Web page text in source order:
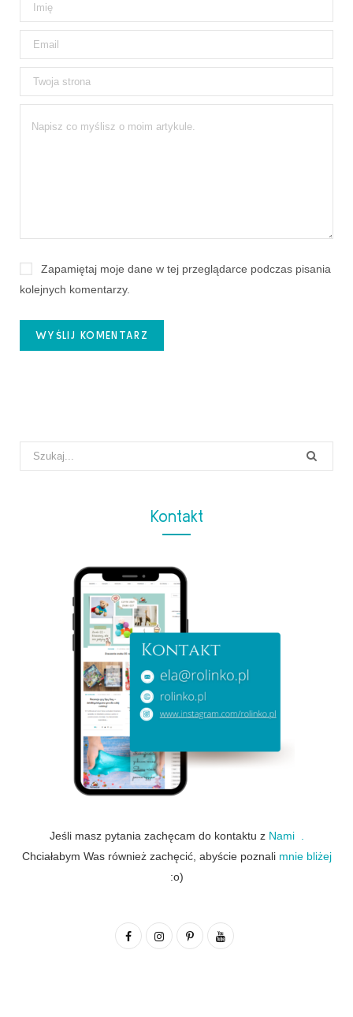
Zapamiętaj moje dane w tej przeglądarce podczas pisania
kolejnych komentarzy.
Search
for:
Kontakt
Jeśli masz pytania zachęcam do kontaktu z Nami .
Chciałabym Was również zachęcić, abyście poznali mnie bliżej
:o)
F I P Y